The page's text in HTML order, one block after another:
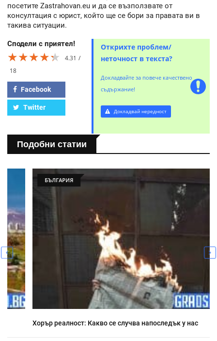
посетите Zastrahovan.eu и да се възползвате от
консултация с юрист, който ще се бори за правата ви в
такива ситуации.
Сподели с приятел!
★★★★★
★★★★★
★★★★★
4.31
18
Facebook
Twitter
Открихте проблем/
неточност в текста?
Докладвайте за повече качествено
съдържание!
Докладвай нередност
Подобни статии
БЪЛГАРИЯ
Хорър реалност: Какво се случва напоследък у нас